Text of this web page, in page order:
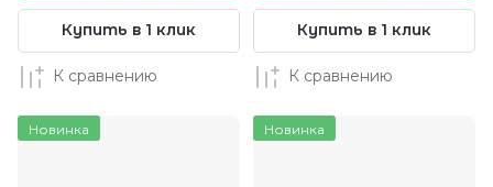
Купить в 1 клик
К сравнению
Купить в 1 клик
К сравнению
Новинка Новинка